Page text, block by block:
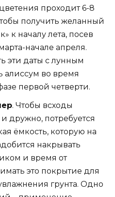
проходит 6-8
получить желанный
к началу лета, посев
начале апреля.
эти даты с лунным
алиссум во время
первой четверти.
. Чтобы всходы
дружно, потребуется
ёмкость, которую на
накрывать
и время от
это покрытие для
грунта. Одно